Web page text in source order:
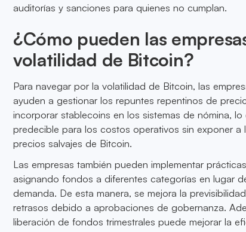
auditorías y sanciones para quienes no cumplan.
¿Cómo pueden las
volatilidad de Bitcoin?
Para navegar por la volatilidad de Bitcoin, las
ayuden a gestionar los repuntes repentinos de
incorporar stablecoins en los sistemas de nómina,
predecible para los costos operativos sin exponer a
precios salvajes de Bitcoin.
Las empresas también pueden implementar
asignando fondos a diferentes categorías en lugar
demanda. De esta manera, se mejora la
retrasos debido a aprobaciones de gobernanza.
liberación de fondos trimestrales puede mejorar la